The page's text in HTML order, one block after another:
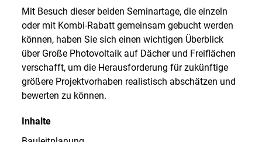
Mit Besuch dieser beiden Seminartage, die einzeln
oder mit Kombi-Rabatt gemeinsam gebucht werden
können, haben Sie sich einen wichtigen Überblick
über Große Photovoltaik auf Dächer und Freiflächen
verschafft, um die Herausforderung für zukünftige
größere Projektvorhaben realistisch abschätzen und
bewerten zu können.
Inhalte